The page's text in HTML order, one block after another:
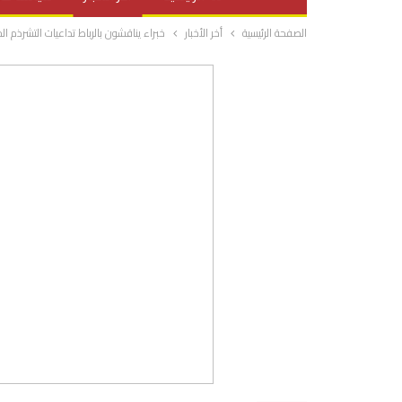
صحة وتغذية
المرأة والحياة الصفحة الرئيسية أخر الأخبار خبراء يناقشون بالرباط تداعيات